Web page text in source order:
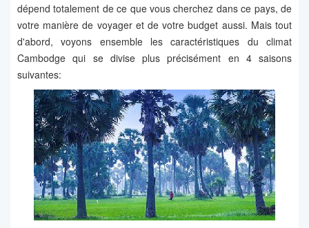
dépend totalement de ce que vous cherchez dans ce pays, de
votre manière de voyager et de votre budget aussi. Mais tout
d'abord, voyons ensemble les caractéristiques du climat
Cambodge qui se divise plus précisément en 4 saisons
suivantes: